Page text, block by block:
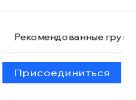
Рекомендованные
Присоединиться